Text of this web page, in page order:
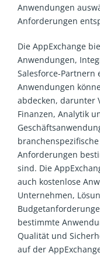
Anwendungen
Anforderungen
Die AppExchange
Anwendungen,
Salesforce-Partnern
Anwendungen
abdecken, darunter
Finanzen, Analytik
Anforderungen
sind. Die
auch kostenlose
Unternehmen,
bestimmte
Qualität und
auf der